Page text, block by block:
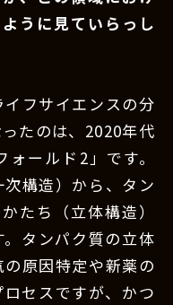
うに見ていらっし
イフサイエンスの分
たのは、2020年代
ールド2」です。
構造）から、タン
たち（立体構造）
タンパク質の立体
原因特定や新薬の
セスですが、かつ